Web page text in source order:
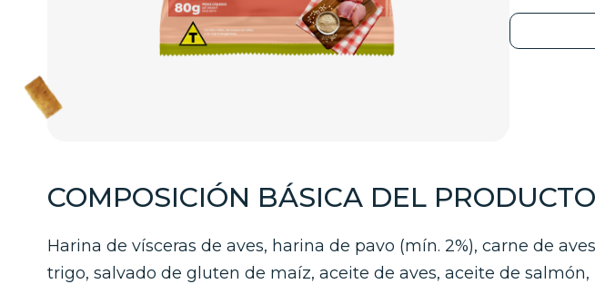
COMPOSICIÓN BÁSICA DEL PRODUCTO
Harina de vísceras de aves, harina de pavo (mín. 2%), carne de
trigo, salvado de gluten de maíz, aceite de aves, aceite de